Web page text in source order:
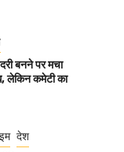
बनने पर मचा
लेकिन कमेटी का
देश